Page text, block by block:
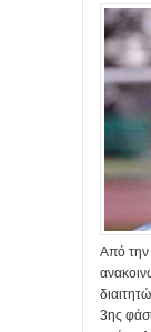
Από την
3ης